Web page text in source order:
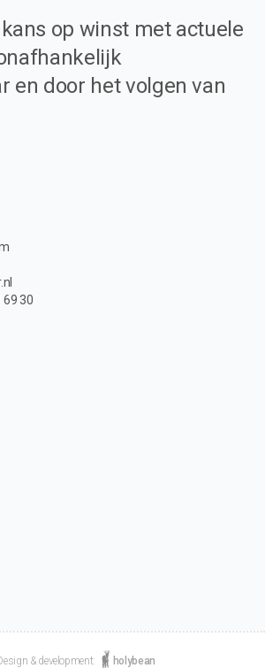
op winst met actuele
en door het volgen van
69 30
& development: holybean